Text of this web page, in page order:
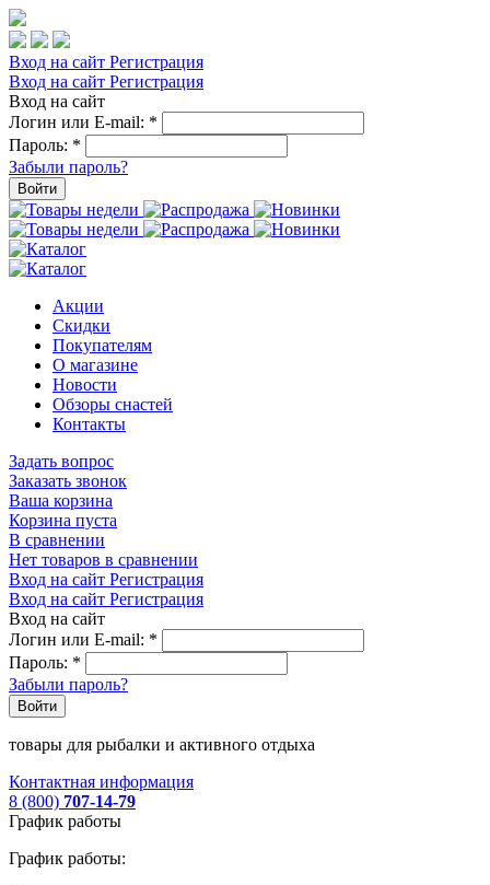
Вход на сайт Регистрация
Вход на сайт Регистрация
Вход на сайт
Логин или E-mail: *
Пароль: *
Забыли пароль?
Войти
Акции
Скидки
Покупателям
О магазине
Новости
Обзоры снастей
Контакты
Задать вопрос
Заказать звонок
Ваша корзина
Корзина пуста
В сравнении
Нет товаров в сравнении
Вход на сайт Регистрация
Вход на сайт Регистрация
Вход на сайт
Логин или E-mail: *
Пароль: *
Забыли пароль?
Войти
товары для рыбалки и активного отдыха
Контактная информация
8 (800) 707-14-79
График работы
График работы: